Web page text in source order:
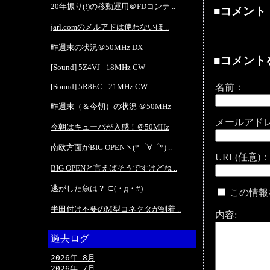
20年振り(!)の移動運用＠FDコンテ ..
jarl.comのメルアドは使わないほ ..
昨週末の状況＠50MHz DX
[Sound] 5Z4VJ - 18MHz CW
[Sound] 5R8EC - 21MHz CW
昨週末（＆今朝）の状況 ＠50MHz
今朝はキューバが入感！＠50MHz
南欧方面がBIG OPENヽ(*゜∀゜*) ..
BIG OPENと言えばそうですけどね ..
逃がした魚は？ ⊂(・д・#)
半田付け不要のM型コネクタが到着 ..
過去ログ
2026年 8月
■コメント
■コメント
名前：
メールアド
URL(任意)：
この情
内容: